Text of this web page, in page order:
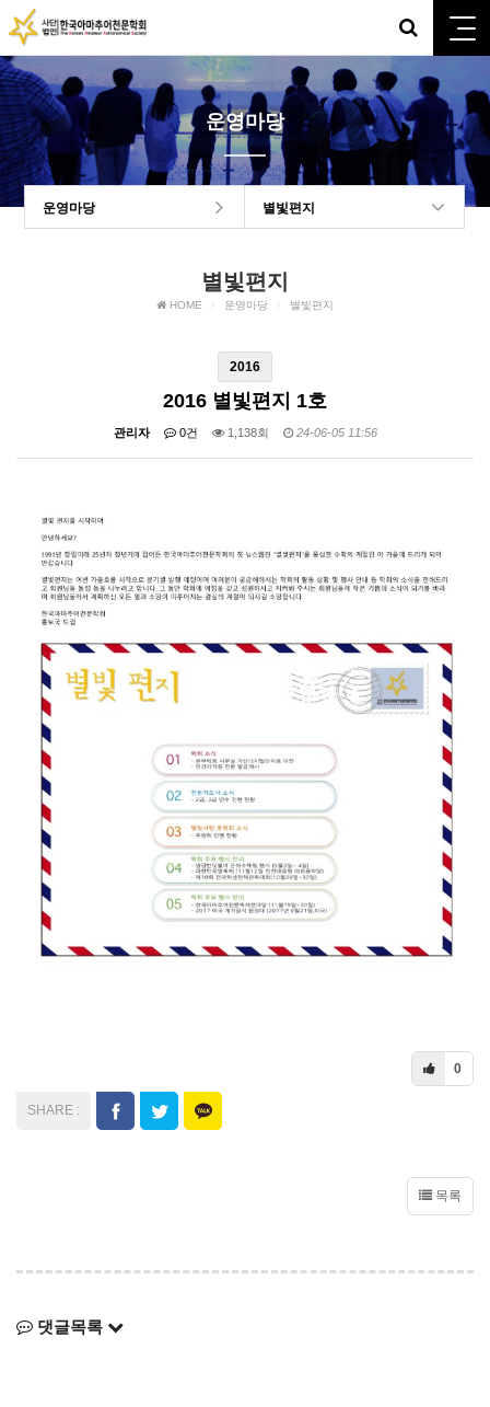
운영마당
운영마당 별빛편지
별빛편지
HOME 운영마당 별빛편지
2016
2016 별빛편지 1호
관리자 0건 1,138회 24-06-05 11:56
0
목록
댓글목록